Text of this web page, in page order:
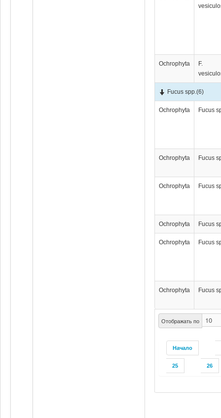
Отображать по
Начало
25 26
Ochrophyta
F.
Fucus spp.(6)
Ochrophyta Fucus
Ochrophyta Fucus
Ochrophyta Fucus
Ochrophyta Fucus
Ochrophyta Fucus
Ochrophyta Fucus